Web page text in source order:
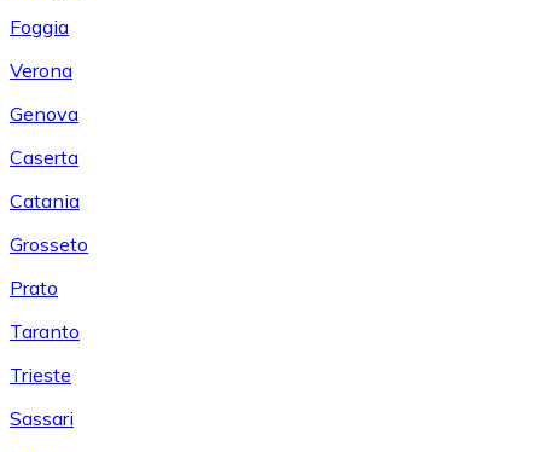
Foggia
Verona
Genova
Caserta
Catania
Grosseto
Prato
Taranto
Trieste
Sassari